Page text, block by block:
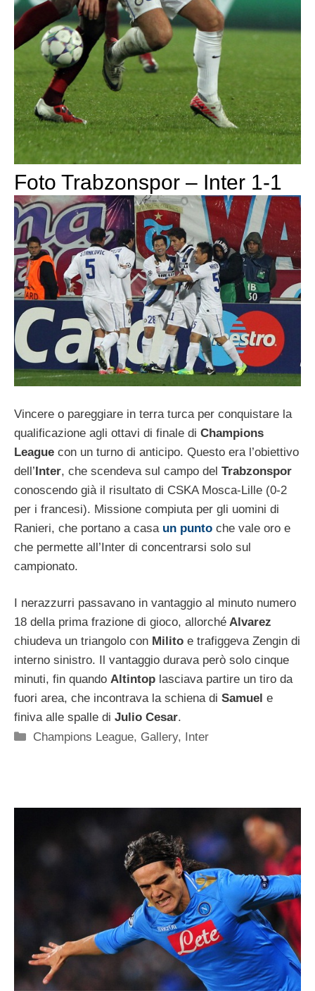
Foto Trabzonspor – Inter 1-1
Vincere o pareggiare in terra turca per conquistare la
qualificazione agli ottavi di finale di Champions
League con un turno di anticipo. Questo era l’obiettivo
dell’Inter, che scendeva sul campo del Trabzonspor
conoscendo già il risultato di CSKA Mosca-Lille (0-2
per i francesi). Missione compiuta per gli uomini di
Ranieri, che portano a casa un punto che vale oro e
che permette all’Inter di concentrarsi solo sul
campionato.
I nerazzurri passavano in vantaggio al minuto numero
18 della prima frazione di gioco, allorché Alvarez
chiudeva un triangolo con Milito e trafiggeva Zengin di
interno sinistro. Il vantaggio durava però solo cinque
minuti, fin quando Altintop lasciava partire un tiro da
fuori area, che incontrava la schiena di Samuel e
finiva alle spalle di Julio Cesar.
Categorie
Champions League, Gallery, Inter